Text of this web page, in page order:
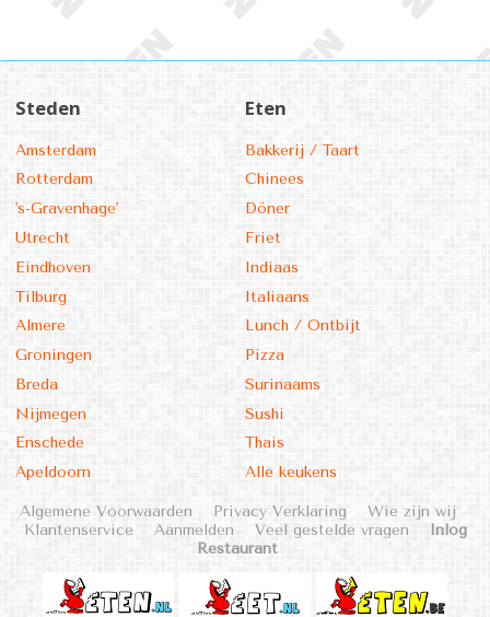
Steden
Amsterdam
Rotterdam
's-Gravenhage'
Utrecht
Eindhoven
Tilburg
Almere
Groningen
Breda
Nijmegen
Enschede
Apeldoorn
Eten
Bakkerij / Taart
Chinees
Döner
Friet
Indiaas
Italiaans
Lunch / Ontbijt
Pizza
Surinaams
Sushi
Thais
Alle keukens
Algemene Voorwaarden Privacy Verklaring
Wie zijn wij
Klantenservice
Aanmelden Veel gestelde vragen
Inlog
Restaurant